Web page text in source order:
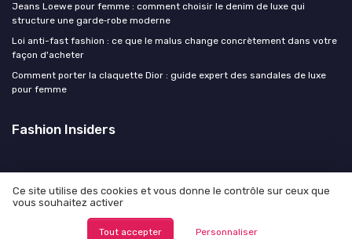
Jeans Loewe pour femme : comment choisir le denim de luxe qui
structure une garde‑robe moderne
Loi anti-fast fashion : ce que le malus change concrètement dans votre
façon d'acheter
Comment porter la claquette Dior : guide expert des sandales de luxe
pour femme
Fashion Insiders
Mentions légales
© Fashion Insiders 2026
Ce site utilise des cookies et vous donne le contrôle sur ceux que
vous souhaitez activer
Tout accepter Personnaliser